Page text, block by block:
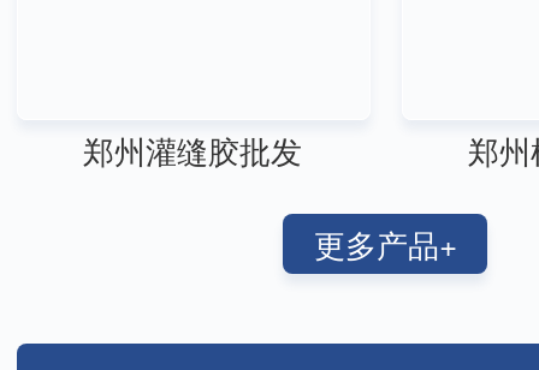
郑州灌缝胶批发 郑
更多产品+